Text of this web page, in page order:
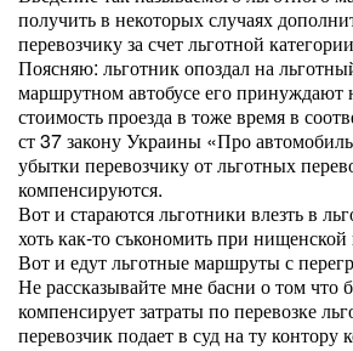
получить в некоторых случаях
перевозчику за счет льготной
Поясняю: льготник опоздал на
маршрутном автобусе его принуждают
стоимость проезда в тоже время в
ст 37 закону Украины «Про
убытки перевозчику от льготных
компенсируются.
Вот и стараются льготники влезть в
хоть как-то съкономить при
Вот и едут льготные маршруты с
Не рассказывайте мне басни о том что
компенсирует затраты по перевозке
перевозчик подает в суд на ту контору